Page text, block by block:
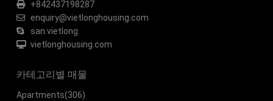
+842437198287
enquiry@vietlonghousing.com
san.vietlong
vietlonghousing.com
카테고리별 매물
Apartments(306)